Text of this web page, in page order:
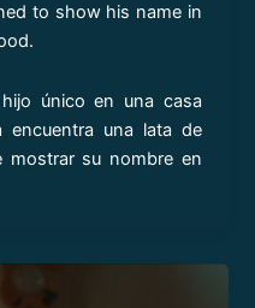
to show his name in
único en una casa
encuentra una lata de
mostrar su nombre en